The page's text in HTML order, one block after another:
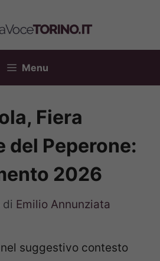
Menu
Fiera
del Peperone:
2026
di Emilio Annunziata
suggestivo contesto